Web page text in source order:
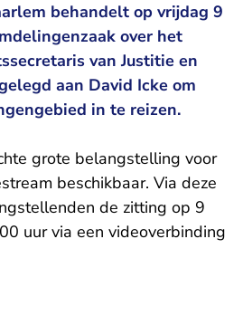
behandelt op vrijdag 9
over het
van Justitie en
aan David Icke om
in te reizen.
grote belangstelling voor
beschikbaar. Via deze
de zitting op 9
uur via een videoverbinding